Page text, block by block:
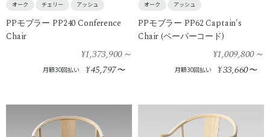
オーク
チェリー アッシュ
PPモブラー PP240 Conference
Chair
¥1,373,900～
月額30回払い ¥45,797〜
オーク
アッシュ
PPモブラー PP62 Captain's
Chair (ペーパーコード)
¥1,009,800～
月額30回払い ¥33,660〜